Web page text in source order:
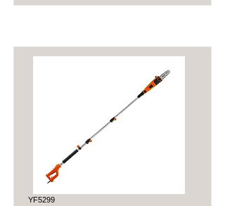
YF5299